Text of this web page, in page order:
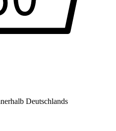
Deutschlands